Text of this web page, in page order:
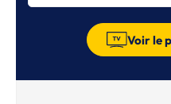
Voir le